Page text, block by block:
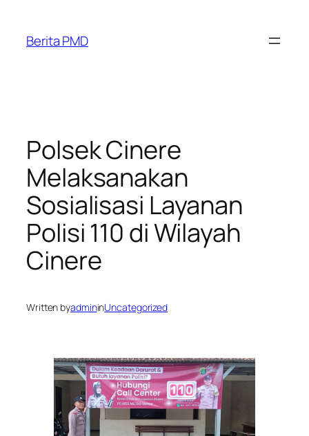
content
Berita PMD
Polsek Cinere
Melaksanakan
Sosialisasi Layanan
Polisi 110 di Wilayah
Cinere
Written byadmininUncategorized